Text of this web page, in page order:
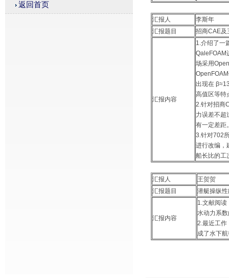
返回首页
汇报人
李斯年
汇报题目
招商CAE及
汇报内容
1.介绍了一
QaleFOAM
场采用
出现在
高值区等特
2.针对招商
力误差不超
有一定差距
3.针对702
进行改编，
船长比的工
汇报人
王贺贺
汇报题目
潜艇操纵
汇报内容
1.文献阅
水动力系
2.最近工作
成了水下